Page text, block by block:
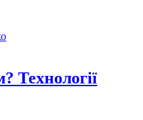
Технології